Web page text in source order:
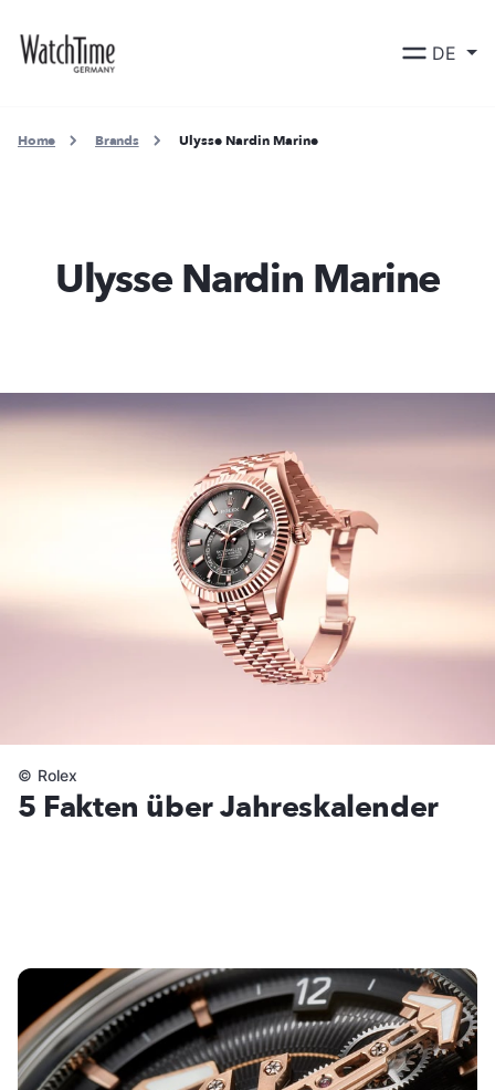
DE
Home Brands Ulysse Nardin Marine
Ulysse Nardin Marine
5 Fakten über Jahreskalender
© Rolex